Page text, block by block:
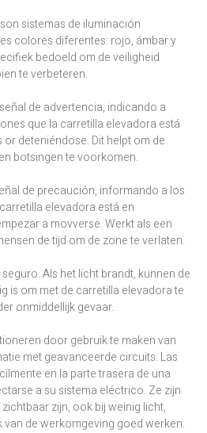
sistemas de iluminación
colores diferentes: rojo, ámbar y
bedoeld om de veiligheid
te verbeteren.
de advertencia, indicando a
que la carretilla elevadora está
deteniéndose. Dit helpt om de
botsingen te voorkomen.
de precaución, informando a los
elevadora está en
a movverse. Werkt als een
de tijd om de zone te verlaten.
Als het licht brandt, kunnen de
is om met de carretilla elevadora te
onmiddellijk gevaar.
door gebruik te maken van
met geavanceerde circuits. Las
en la parte trasera de una
a su sistema eléctrico. Ze zijn
zijn, ook bij weinig licht,
de werkomgeving goed werken.